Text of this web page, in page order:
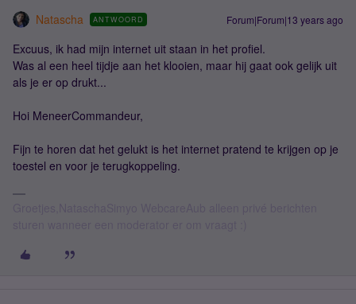
Natascha ANTWOORD Forum|Forum|13 years ago
Excuus, ik had mijn internet uit staan in het profiel.
Was al een heel tijdje aan het klooien, maar hij gaat ook gelijk uit
als je er op drukt...
Hoi MeneerCommandeur,
Fijn te horen dat het gelukt is het internet pratend te krijgen op je
toestel en voor je terugkoppeling.